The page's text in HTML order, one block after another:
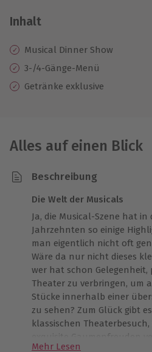
3 Jahre gültig &
Inhalt
Musical Dinner Show
3-/4-Gänge-Menü
Getränke exklusive
Alles auf einen Blick
Beschreibung
Die Welt der Musicals
Ja, die Musical-Szene hat
Jahrzehnten so einige
man eigentlich nicht oft
Wäre da nur nicht dieses
wer hat schon Gelegenheit,
Theater zu verbringen, um
Stücke innerhalb einer
zu sehen? Zum Glück gibt
klassischen
exquisite Gaumenfreuden
Mehr Lesen